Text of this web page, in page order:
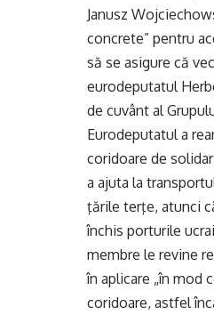
Janusz
concrete” pentru
să se asigure că
eurodeputatul
de cuvânt al
Eurodeputatul a
coridoare de
a ajuta la
ţările terţe, atunci
închis porturile
membre le revine
în aplicare „în mod
coridoare, astfel